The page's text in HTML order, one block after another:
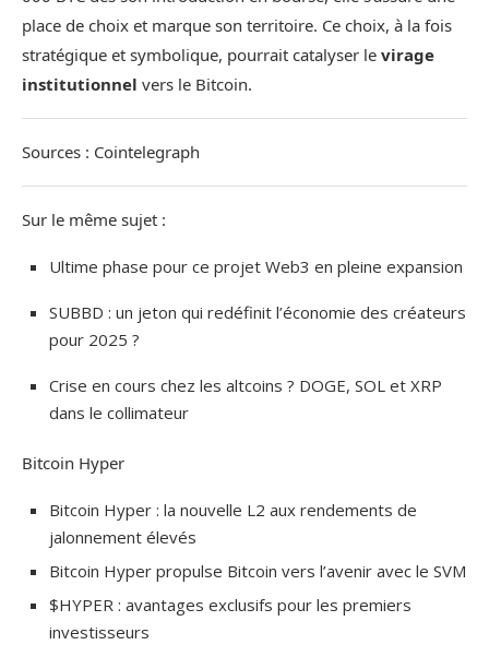
place de choix et marque son territoire. Ce choix, à la fois
stratégique et symbolique, pourrait catalyser le virage
institutionnel vers le Bitcoin.
Sources : Cointelegraph
Sur le même sujet :
Ultime phase pour ce projet Web3 en pleine expansion
SUBBD : un jeton qui redéfinit l’économie des créateurs
pour 2025 ?
Crise en cours chez les altcoins ? DOGE, SOL et XRP
dans le collimateur
Bitcoin Hyper
Bitcoin Hyper : la nouvelle L2 aux rendements de
jalonnement élevés
Bitcoin Hyper propulse Bitcoin vers l’avenir avec le SVM
$HYPER : avantages exclusifs pour les premiers
investisseurs